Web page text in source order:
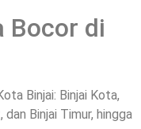
Bocor di
Binjai: Binjai Kota,
dan Binjai Timur, hingga